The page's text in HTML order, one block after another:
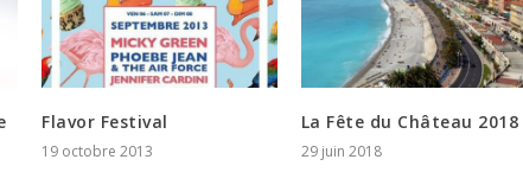
Flavor Festival
19 octobre 2013
La Fête du Château 2018
29 juin 2018